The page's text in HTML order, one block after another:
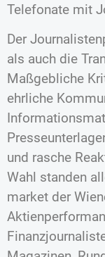
Telefonate mit
Der
als auch die
Maßgebliche
ehrliche
und rasche
Wahl standen
market der